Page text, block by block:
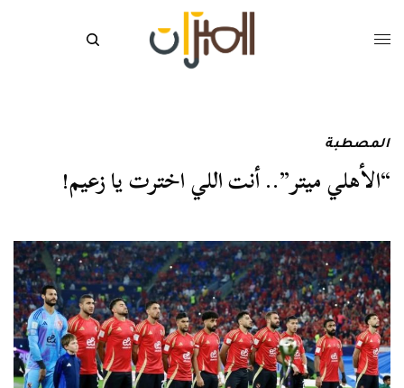
المصطبة
“الأهلي ميتر”.. أنت اللي اخترت يا زعيم!